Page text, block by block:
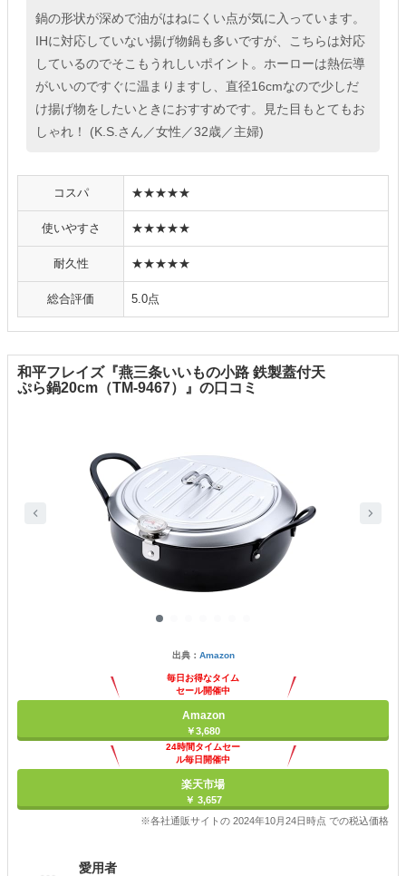
鍋の形状が深めで油がはねにくい点が気に入っています。
IHに対応していない揚げ物鍋も多いですが、こちらは対応
しているのでそこもうれしいポイント。ホーローは熱伝導
がいいのですぐに温まりますし、直径16cmなので少しだ
け揚げ物をしたいときにおすすめです。見た目もとてもお
しゃれ！ (K.S.さん／女性／32歳／主婦)
コスパ ★★★★★
使いやすさ ★★★★★
耐久性 ★★★★★
総合評価 5.0点
和平フレイズ『燕三条いいもの小路 鉄製蓋付天
ぷら鍋20cm（TM-9467）』の口コミ
出典： Amazon
毎日お得なタイム
セール開催中
Amazon
￥3,680
24時間タイムセー
ル毎日開催中
楽天市場
￥ 3,657
※各社通販サイトの 2024年10月24日時点 での税込価格
愛用者